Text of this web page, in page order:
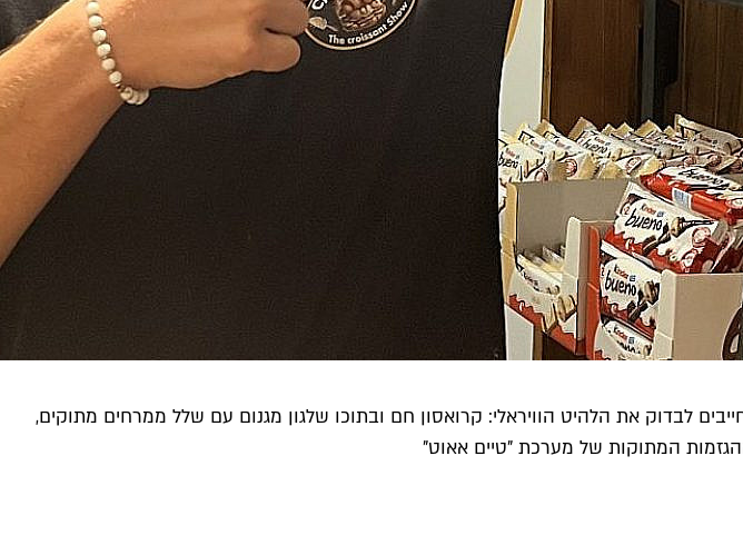
לבדוק את הלהיט הוויראלי: קרואסון חם ובתוכו שלגון מגנום עם שלל ממרחים מתוקים,
המתוקות של מערכת "טיים אאוט"